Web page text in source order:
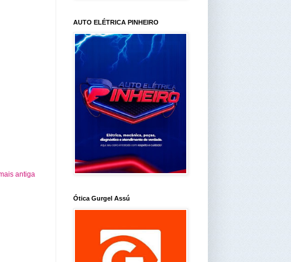
antiga
AUTO ELÉTRICA PINHEIRO
Ótica Gurgel Assú